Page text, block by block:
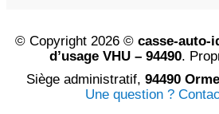
© Copyright 2026 © casse-auto-
d’usage VHU – 94490.
Siège administratif, 94490
Une question ?